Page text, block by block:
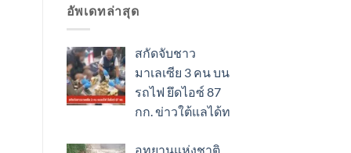
อัพเดทล่าสุด
สกัดจับชาว
มาเลเซีย 3 คน บน
รถไฟ ยึดไอซ์ 87
กก. ข่าวใต้แลได้ท
อุทยานแห่งชาติ